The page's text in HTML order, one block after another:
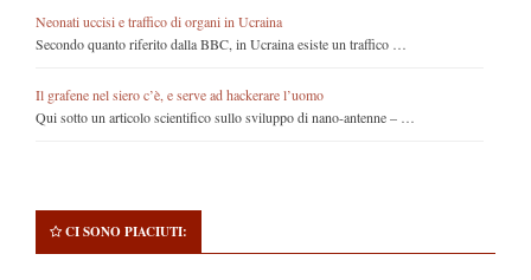
Neonati uccisi e traffico di organi in Ucraina
Secondo quanto riferito dalla BBC, in Ucraina esiste un traffico …
Il grafene nel siero c’è, e serve ad hackerare l’uomo
Qui sotto un articolo scientifico sullo sviluppo di nano-antenne – …
CI SONO PIACIUTI: